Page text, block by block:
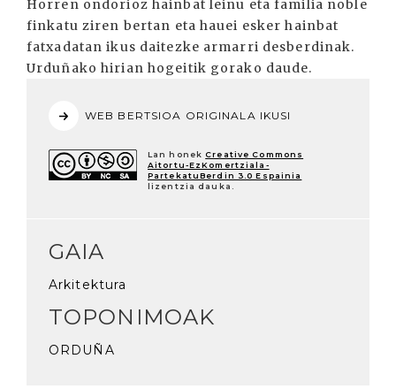
Horren ondorioz hainbat leinu eta familia noble
finkatu ziren bertan eta hauei esker hainbat
fatxadatan ikus daitezke armarri desberdinak.
Urduñako hirian hogeitik gorako daude.
WEB BERTSIOA ORIGINALA IKUSI
Lan honek Creative Commons
Aitortu-EzKomertziala-
PartekatuBerdin 3.0 Espainia
lizentzia dauka.
GAIA
Arkitektura
TOPONIMOAK
ORDUÑA